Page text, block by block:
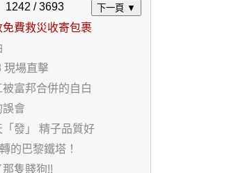
1242 / 3693 下一頁 ▼
免費救災收寄包裹
現場直擊
被富邦合併的自白
誤會
「發」 精子品質好
的巴黎鐵塔！
隻賤狗!!